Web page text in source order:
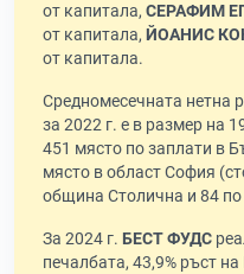
от капитала, СЕРАФИМ
от капитала, ЙОАНИС
от капитала.
Средномесечната нетна
за 2022 г. е в размер на
451 място по заплати в
място в област София
община Столична и 84
За 2024 г. БЕСТ ФУДС
печалбата, 43,9% ръст на